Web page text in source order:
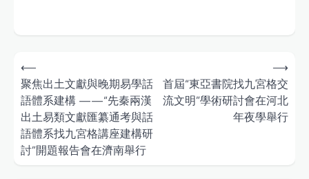
Post
navigation
⟵
聚焦出土文獻與晚期易學話
語體系建構 ——“先秦兩漢
出土易類文獻匯纂通考與話
語體系找九宮格講座建構研
討”開題報告會在濟南舉行
首屆“東亞書院找九宮格交
流文明”學術研討會在河北
年夜學舉行
⟶